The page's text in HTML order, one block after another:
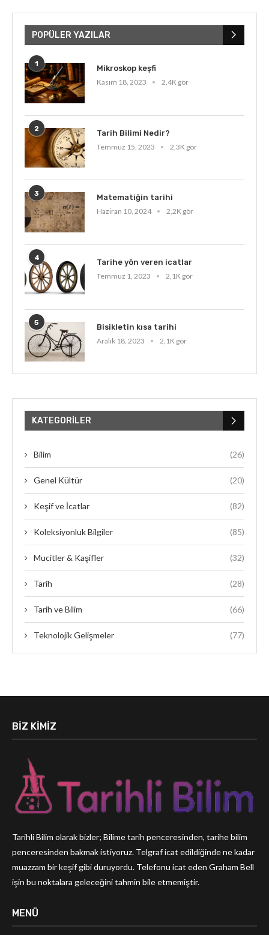
POPÜLER YAZILAR
1
Mikroskop keşfi
Kasım 18, 2023
2,4K gör
2
Tarih Bilimi Nedir?
Temmuz 15, 2023
2,3K gör
3
Matematiğin tarihi
Haziran 10, 2024
2,2K gör
4
Tarihe yön veren icatlar
Temmuz 1, 2023
2,1K gör
5
Bisikletin kısa tarihi
Aralık 18, 2023
2,1K gör
KATEGORILER
Bilim (26)
Genel Kültür (20)
Keşif ve İcatlar (82)
Koleksiyonluk Bilgiler (85)
Mucitler & Kaşifler (32)
Tarih (28)
Tarih ve Bilim (66)
Teknolojik Gelişmeler (77)
BIZ KIMIZ
Tarihli Bilim olarak bizler; Bilime tarih penceresinden, tarihe bilim
penceresinden bakmak istiyoruz. Telgraf icat edildiğinde ne kadar
muazzam bir keşif gibi duruyordu. Telefonu icat eden Graham Bell
işin bu noktalara geleceğini tahmin bile etmemiştir.
MENÜ